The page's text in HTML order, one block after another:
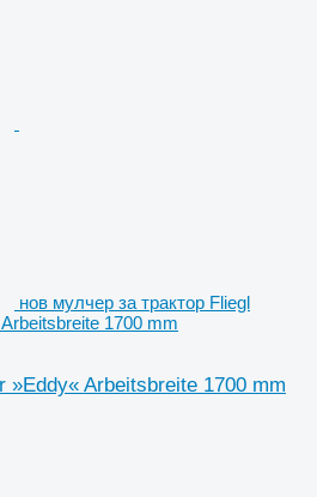
нов мулчер за трактор Fliegl
1700 mm
»Eddy« Arbeitsbreite 1700 mm